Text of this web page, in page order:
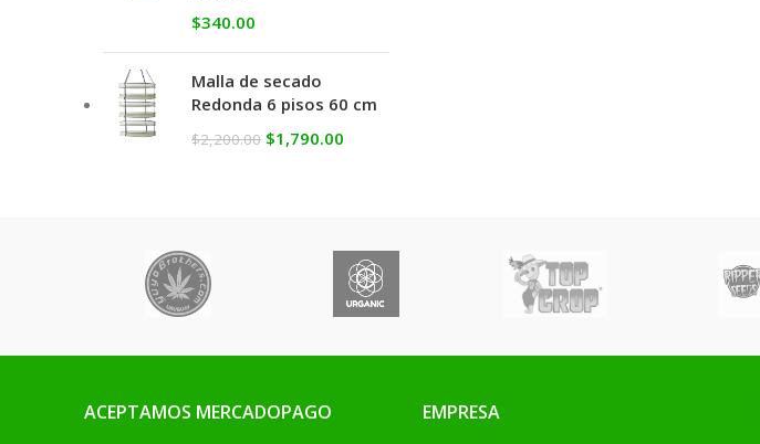
$340.00
Malla de secado
Redonda 6 pisos 60 cm
$2,200.00 $1,790.00
ACEPTAMOS MERCADOPAGO EMPRESA